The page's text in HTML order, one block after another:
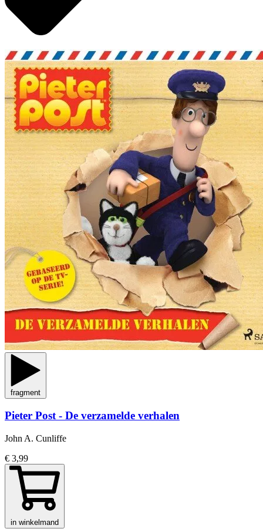
fragment
Pieter Post - De verzamelde verhalen
John A. Cunliffe
€ 3,99
in winkelmand